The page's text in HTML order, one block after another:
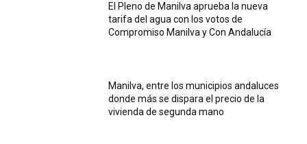
El Pleno de Manilva aprueba la nueva
tarifa del agua con los votos de
Compromiso Manilva y Con Andalucía
Manilva, entre los municipios andaluces
donde más se dispara el precio de la
vivienda de segunda mano